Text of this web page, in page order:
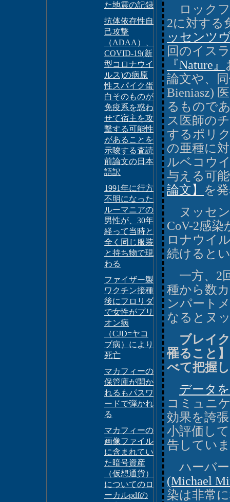
た地震の記録
抗体依存性自
己攻撃
（ADAA）、
COVID-19(新
型コロナウイ
ルス)の病原
性スパイク蛋
白そのものが
免疫系を惑わ
せて宿主を攻
撃する可能性
があることを
示唆する査読
前論文の日本
語訳
1991年に行方
不明になった
ルーマニアの
男性が、30年
経って当時と
全く同じ服装
と持ち物で現
わる
ファイザー製
ワクチン接種
後にフロリダ
で女性がプリ
オン病
（CJD=ヤコ
ブ病）により
死亡
マカフィーの
保管庫が開か
れるもパスワ
ードで弾かれ
る
マカフィーの
画像ファイル
に含まれてい
た暗号資産
（仮想通貨）
についてのロ
ーカルpdfの
ロックフ
2に対する
ッセンツ
回のイス
『Nature』
論文や、
Bieniasz)
るもので
ス医師の
するポリ
の亜種に
ルベコウ
与える可
論文】 を
ヌッセン
CoV-2感
ロナウイ
続けると
一方、2
種から数
ンパート
なるとヌ
ブレイク
罹ること
べて把握
データ
コミュニ
効果を誇
小評価し
告してい
ハーバー
(Michael
染は非常